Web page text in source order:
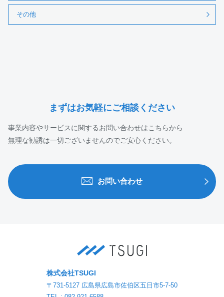
その他
まずはお気軽にご相談ください
事業内容やサービスに関するお問い合わせはこちらから
無理な勧誘は一切ございませんのでご安心ください。
お問い合わせ
株式会社TSUGI
〒731-5127 広島県広島市佐伯区五日市5-7-50